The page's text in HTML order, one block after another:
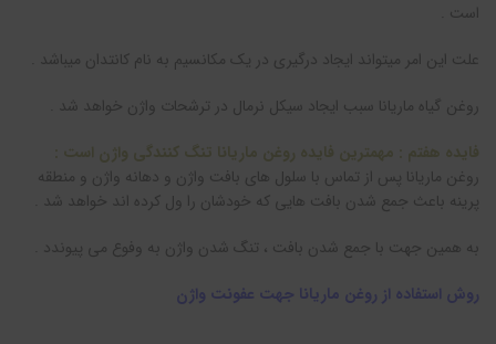
است .
علت این امر میتواند ایجاد درگیری در یک مکانسیم به نام کانتدان میباشد .
روغن گیاه ماریانا سبب ایجاد سیکل نرمال در ترشحات واژن خواهد شد .
فایده هفتم : مهمترین فایده روغن ماريانا تنگ کنندگی واژن است :
روغن ماريانا پس از تماس با سلول های بافت واژن و دهانه واژن و منطقه
پرینه باعث جمع شدن بافت هایی که خودشان را ول کرده اند خواهد شد .
به همین جهت با جمع شدن بافت ، تنگ شدن واژن به وفوع می پیوندد .
روش استفاده از روغن ماریانا جهت عفونت واژن